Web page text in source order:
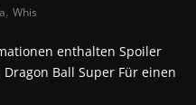
, Whis
enthalten Spoiler
Dragon Ball Super Für einen